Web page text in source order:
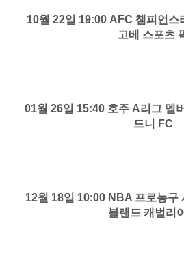
10월 22일 19:00 AFC 챔피언스
고베 스포츠
01월 26일 15:40 호주 A리그 멜
드니 FC
12월 18일 10:00 NBA 프로농구
블랜드 캐벌리